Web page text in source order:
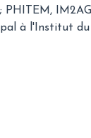
à l'Institut